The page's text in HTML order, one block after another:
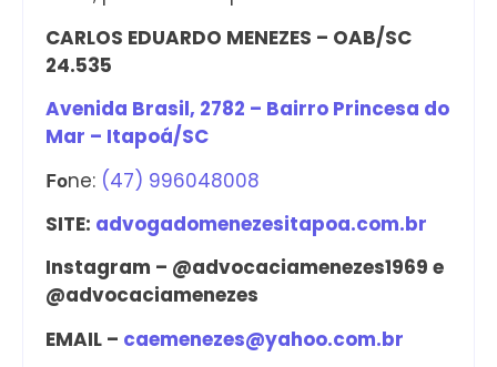
CARLOS EDUARDO MENEZES – OAB/SC
24.535
Avenida Brasil, 2782 – Bairro Princesa do
Mar – Itapoá/SC
Fone: (47) 996048008
SITE: advogadomenezesitapoa.com.br
Instagram – @advocaciamenezes1969 e
@advocaciamenezes
EMAIL – caemenezes@yahoo.com.br